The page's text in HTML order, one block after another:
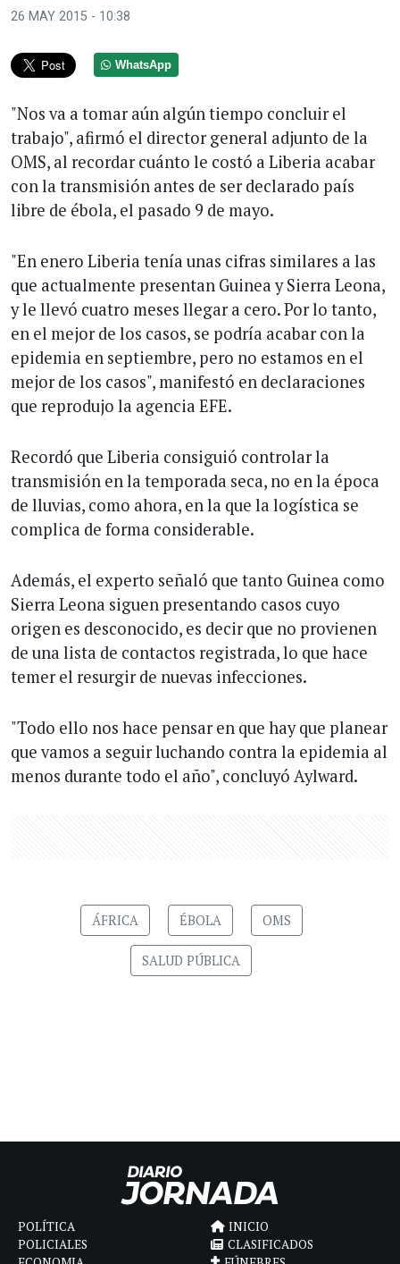
26 MAY 2015 - 10:38
WhatsApp
"Nos va a tomar aún algún tiempo concluir el
trabajo", afirmó el director general adjunto de la
OMS, al recordar cuánto le costó a Liberia acabar
con la transmisión antes de ser declarado país
libre de ébola, el pasado 9 de mayo.
"En enero Liberia tenía unas cifras similares a las
que actualmente presentan Guinea y Sierra Leona,
y le llevó cuatro meses llegar a cero. Por lo tanto,
en el mejor de los casos, se podría acabar con la
epidemia en septiembre, pero no estamos en el
mejor de los casos", manifestó en declaraciones
que reprodujo la agencia EFE.
Recordó que Liberia consiguió controlar la
transmisión en la temporada seca, no en la época
de lluvias, como ahora, en la que la logística se
complica de forma considerable.
Además, el experto señaló que tanto Guinea como
Sierra Leona siguen presentando casos cuyo
origen es desconocido, es decir que no provienen
de una lista de contactos registrada, lo que hace
temer el resurgir de nuevas infecciones.
"Todo ello nos hace pensar en que hay que planear
que vamos a seguir luchando contra la epidemia al
menos durante todo el año", concluyó Aylward.
ÁFRICA ÉBOLA OMS
SALUD PÚBLICA
POLÍTICA
POLICIALES
INICIO
CLASIFICADOS